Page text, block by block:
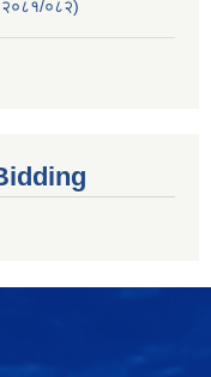
२०८१/०८२)